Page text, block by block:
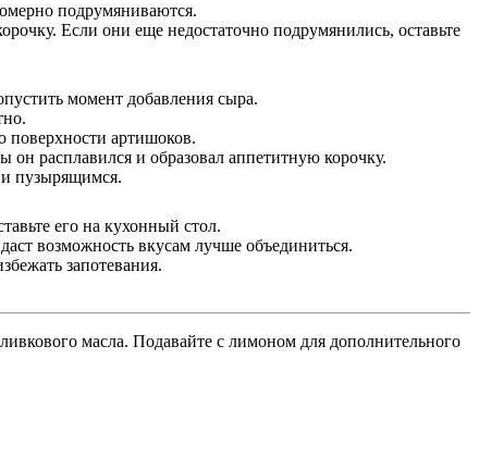
подрумяниваются.
Если они еще недостаточно подрумянились, оставьте
момент добавления сыра.
поверхности артишоков.
расплавился и образовал аппетитную корочку.
и пузырящимся.
его на кухонный стол.
возможность вкусам лучше объединиться.
запотевания.
масла. Подавайте с лимоном для дополнительного